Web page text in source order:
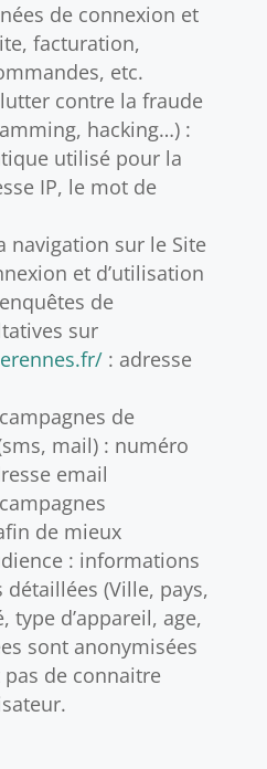
de connexion et
facturation,
etc.
contre la fraude
hacking…) :
utilisé pour la
IP, le mot de
navigation sur le Site
et d’utilisation
de
sur
: adresse
de
mail) : numéro
email
de mieux
: informations
(Ville, pays,
type d’appareil, age,
sont anonymisées
de connaitre